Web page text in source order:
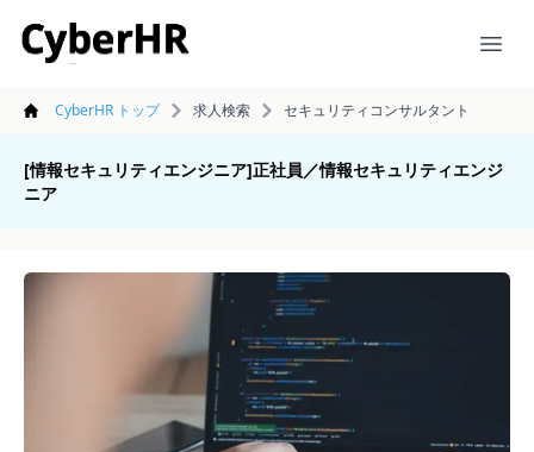
CyberHR
CyberHR トップ 求人検索 セキュリティコンサルタント
[情報セキュリティエンジニア]正社員／情報セキュリティエンジ
ニア